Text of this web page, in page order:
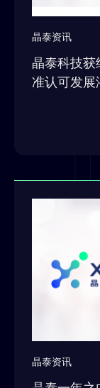
晶泰资讯
晶泰科技获
准认可发展
晶泰资讯